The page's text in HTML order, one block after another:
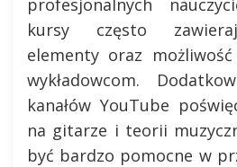
profesjonalnych
kursy często
elementy oraz
wykładowcom.
kanałów YouTube
na gitarze i teorii
być bardzo pomocne w